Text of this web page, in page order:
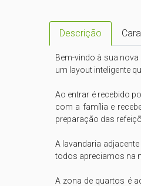
Descrição
Bem-vindo à sua
um layout inteligente
Ao entrar é recebido
com a família e
preparação das
A lavandaria
todos apreciamos na
A zona de quartos é